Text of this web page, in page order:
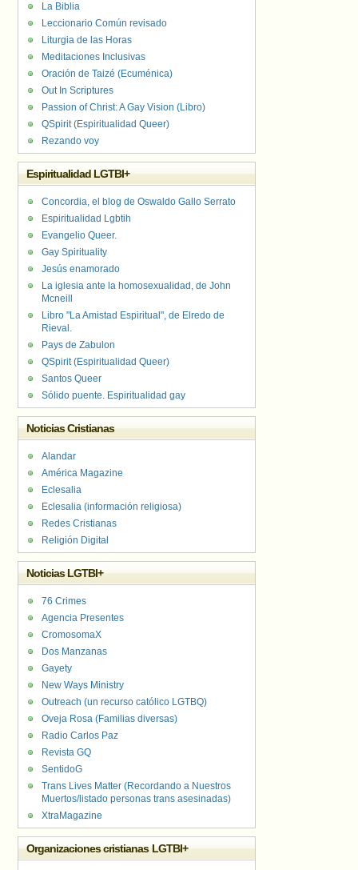
La Biblia
Leccionario Común revisado
Liturgia de las Horas
Meditaciones Inclusivas
Oración de Taizé (Ecuménica)
Out In Scriptures
Passion of Christ: A Gay Vision (Libro)
QSpirit (Espiritualidad Queer)
Rezando voy
Espiritualidad LGTBI+
Concordia, el blog de Oswaldo Gallo Serrato
Espiritualidad Lgbtih
Evangelio Queer.
Gay Spirituality
Jesús enamorado
La iglesia ante la homosexualidad, de John
Mcneill
Libro "La Amistad Espiritual", de Elredo de
Rieval.
Pays de Zabulon
QSpirit (Espiritualidad Queer)
Santos Queer
Sólido puente. Espiritualidad gay
Noticias Cristianas
Alandar
América Magazine
Eclesalia
Eclesalia (información religiosa)
Redes Cristianas
Religión Digital
Noticias LGTBI+
76 Crimes
Agencia Presentes
CromosomaX
Dos Manzanas
Gayety
New Ways Ministry
Outreach (un recurso católico LGTBQ)
Oveja Rosa (Familias diversas)
Radio Carlos Paz
Revista GQ
SentidoG
Trans Lives Matter (Recordando a Nuestros
Muertos/listado personas trans asesinadas)
XtraMagazine
Organizaciones cristianas LGTBI+